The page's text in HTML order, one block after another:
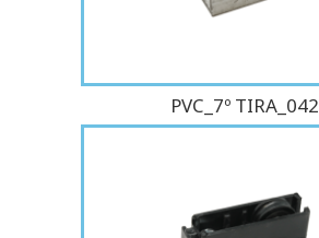
PVC_7º TIRA_042